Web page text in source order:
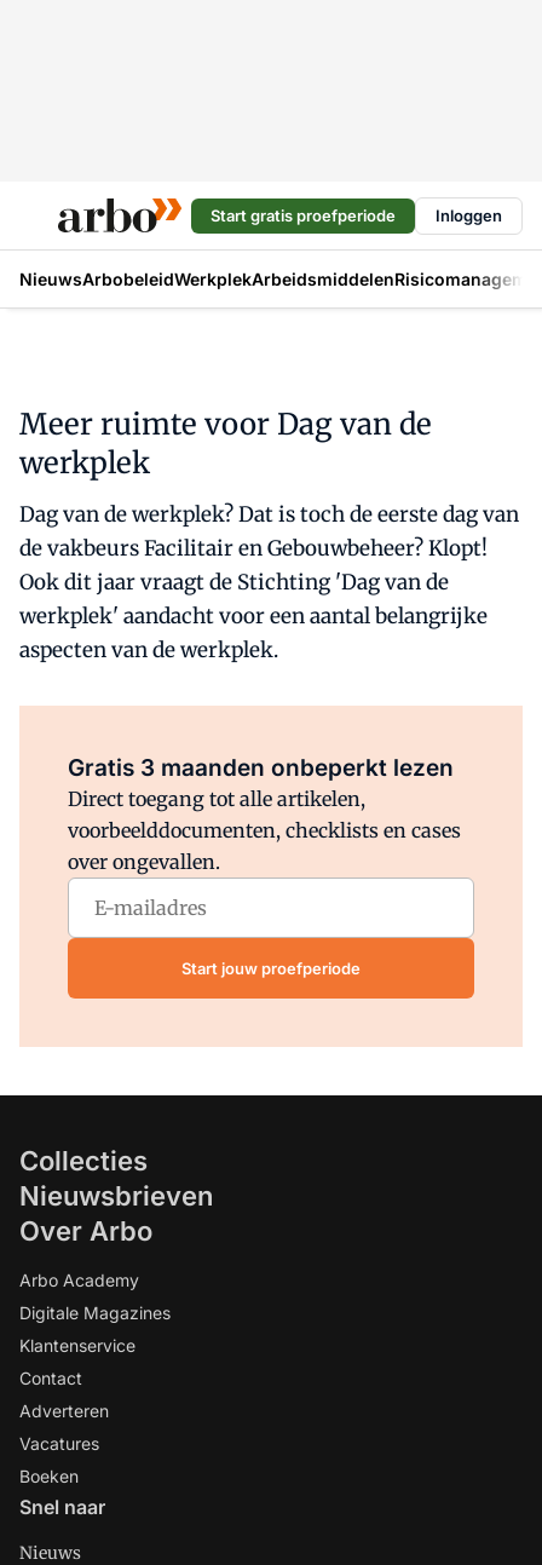
Start gratis proefperiode Inloggen
NieuwsArbobeleidWerkplekArbeidsmiddelen
Meer ruimte voor Dag van de
werkplek
Dag van de werkplek? Dat is toch de eerste dag van
de vakbeurs Facilitair en Gebouwbeheer? Klopt!
Ook dit jaar vraagt de Stichting 'Dag van de
werkplek' aandacht voor een aantal belangrijke
aspecten van de werkplek.
Gratis 3 maanden onbeperkt lezen
Direct toegang tot alle artikelen,
voorbeelddocumenten, checklists en cases
over ongevallen.
Start jouw proefperiode
Collecties
Nieuwsbrieven
Over Arbo
Arbo Academy
Digitale Magazines
Klantenservice
Contact
Adverteren
Vacatures
Boeken
Snel naar
Nieuws